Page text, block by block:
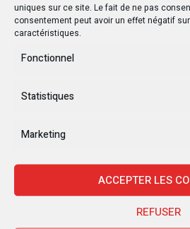
uniques sur ce site. Le fait de ne pas
consentement peut avoir un effet négatif
caractéristiques.
Fonctionnel
Statistiques
Marketing
ACCEPTER LES
REFUSER